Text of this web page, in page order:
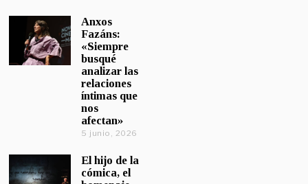
Anxos
Fazáns:
«Siempre
busqué
analizar las
relaciones
íntimas que
nos
afectan»
5 junio, 2026
El hijo de la
cómica, el